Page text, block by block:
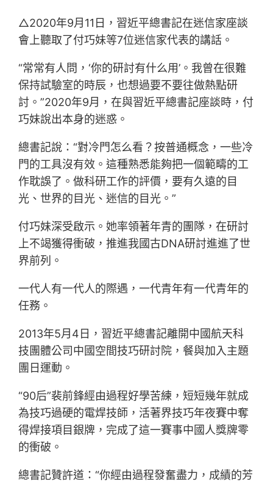
△2020年9月11日，習近平總書記在迷信家座談
會上聽取了付巧妹等7位迷信家代表的講話。
“常常有人問，‘你的研討有什么用’。我曾在很難
保持試驗室的時辰，也想過要不要往做熱點研
討。”2020年9月，在與習近平總書記座談時，付
巧妹說出本身的迷惑。
總書記說：“對冷門怎么看？按普通概念，一些冷
門的工具沒有效。這種熟悉能夠把一個範疇的工
作耽誤了。做科研工作的評價，要有久遠的目
光、世界的目光、迷信的目光。”
付巧妹深受啟示。她率領著年青的團隊，在研討
上不竭獲得衝破，推進我國古DNA研討進進了世
界前列。
一代人有一代人的際遇，一代青年有一代青年的
任務。
2013年5月4日，習近平總書記離開中國航天科
技團體公司中國空間技巧研討院，餐與加入主題
團日運動。
“90后”裴前鋒經由過程好學苦練，短短幾年就成
為技巧過硬的電焊技師，活著界技巧年夜賽中奪
得焊接項目銀牌，完成了這一賽事中國人獎牌零
的衝破。
總書記贊許道：“你經由過程發奮盡力，成績的芳